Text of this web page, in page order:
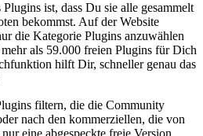
ist, dass Du sie alle gesammelt
bekommst. Auf der Website
die Kategorie Plugins anzuwählen
als 59.000 freien Plugins für Dich
hilft Dir, schneller genau das
filtern, die die Community
nach den kommerziellen, die von